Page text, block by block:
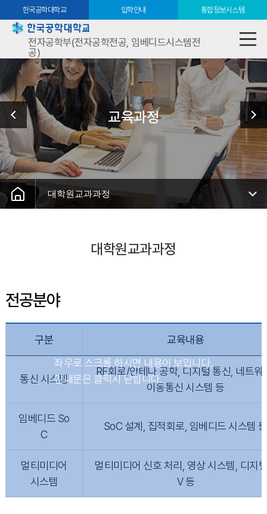
한국공학대학교 입학안내 통합정보시스템
전자공학부(전자공학전공, 임베디드시스템전
공)
교육과정
대학원교과과정
대학원교과과정
전공분야
구분 교육내용
통신 시스템
RF회로/안테나 공학, 디지털 통신, 네트워
이동통신 시스템 등
임베디드 So
C
SoC 설계, 집적회로, 임베디드 시스템 등
멀티미디어
시스템
멀티미디어 신호 처리, 영상 시스템, 디지
V 등